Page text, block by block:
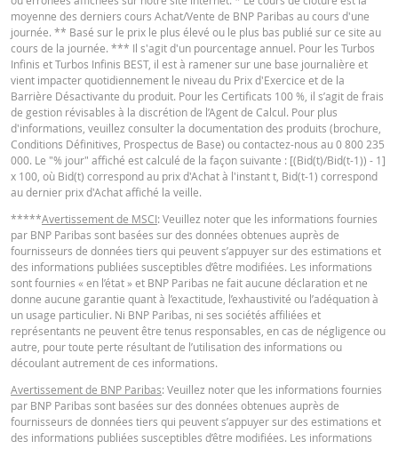
QUOTES
Latest Product Quotes
moyenne des derniers cours Achat/Vente de BNP Paribas au cours d'une
journée. ** Basé sur le prix le plus élevé ou le plus bas publié sur ce site au
cours de la journée. *** Il s'agit d'un pourcentage annuel. Pour les Turbos
Infinis et Turbos Infinis BEST, il est à ramener sur une base journalière et
vient impacter quotidiennement le niveau du Prix d'Exercice et de la
Barrière Désactivante du produit. Pour les Certificats 100 %, il s’agit de frais
de gestion révisables à la discrétion de l’Agent de Calcul. Pour plus
d'informations, veuillez consulter la documentation des produits (brochure,
Conditions Définitives, Prospectus de Base) ou contactez-nous au 0 800 235
000. Le "% jour" affiché est calculé de la façon suivante : [(Bid(t)/Bid(t-1)) - 1]
x 100, où Bid(t) correspond au prix d'Achat à l'instant t, Bid(t-1) correspond
au dernier prix d'Achat affiché la veille.
*****Avertissement de MSCI: Veuillez noter que les informations fournies
par BNP Paribas sont basées sur des données obtenues auprès de
fournisseurs de données tiers qui peuvent s’appuyer sur des estimations et
des informations publiées susceptibles d’être modifiées. Les informations
sont fournies « en l’état » et BNP Paribas ne fait aucune déclaration et ne
donne aucune garantie quant à l’exactitude, l’exhaustivité ou l’adéquation à
un usage particulier. Ni BNP Paribas, ni ses sociétés affiliées et
représentants ne peuvent être tenus responsables, en cas de négligence ou
autre, pour toute perte résultant de l’utilisation des informations ou
découlant autrement de ces informations.
Avertissement de BNP Paribas: Veuillez noter que les informations fournies
par BNP Paribas sont basées sur des données obtenues auprès de
fournisseurs de données tiers qui peuvent s’appuyer sur des estimations et
des informations publiées susceptibles d’être modifiées. Les informations